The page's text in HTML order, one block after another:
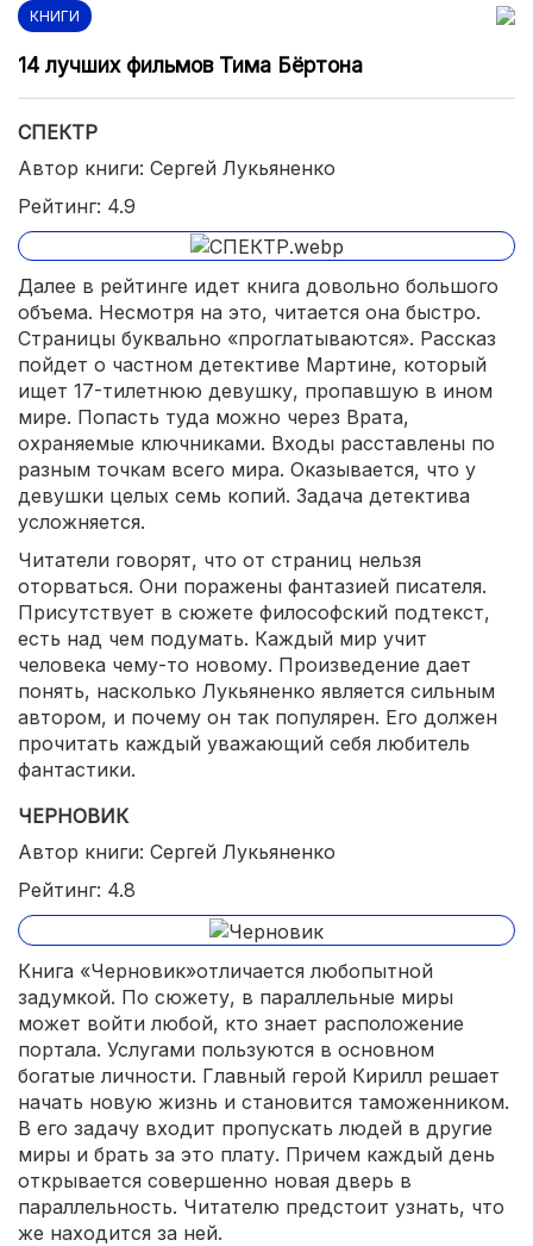
КНИГИ
14 лучших фильмов Тима Бёртона
СПЕКТР
Автор книги: Сергей Лукьяненко
Рейтинг: 4.9
Далее в рейтинге идет книга довольно большого
объема. Несмотря на это, читается она быстро.
Страницы буквально «проглатываются». Рассказ
пойдет о частном детективе Мартине, который
ищет 17-тилетнюю девушку, пропавшую в ином
мире. Попасть туда можно через Врата,
охраняемые ключниками. Входы расставлены по
разным точкам всего мира. Оказывается, что у
девушки целых семь копий. Задача детектива
усложняется.
Читатели говорят, что от страниц нельзя
оторваться. Они поражены фантазией писателя.
Присутствует в сюжете философский подтекст,
есть над чем подумать. Каждый мир учит
человека чему-то новому. Произведение дает
понять, насколько Лукьяненко является сильным
автором, и почему он так популярен. Его должен
прочитать каждый уважающий себя любитель
фантастики.
ЧЕРНОВИК
Автор книги: Сергей Лукьяненко
Рейтинг: 4.8
Книга «Черновик»отличается любопытной
задумкой. По сюжету, в параллельные миры
может войти любой, кто знает расположение
портала. Услугами пользуются в основном
богатые личности. Главный герой Кирилл решает
начать новую жизнь и становится таможенником.
В его задачу входит пропускать людей в другие
миры и брать за это плату. Причем каждый день
открывается совершенно новая дверь в
параллельность. Читателю предстоит узнать, что
же находится за ней.